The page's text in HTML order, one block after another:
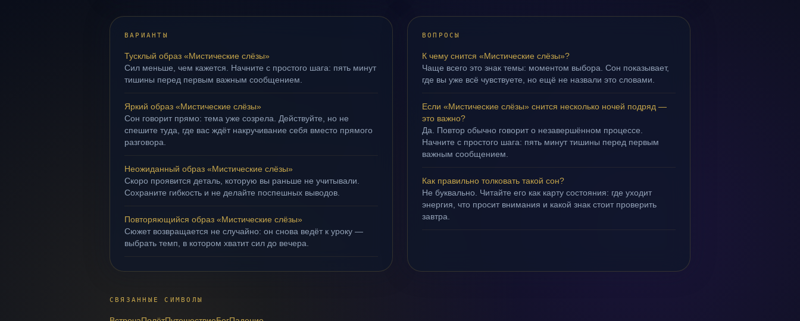
ВАРИАНТЫ
Тусклый образ «Мистические слёзы»
Сил меньше, чем кажется. Начните с простого шага: пять минут
тишины перед первым важным сообщением.
Яркий образ «Мистические слёзы»
Сон говорит прямо: тема уже созрела. Действуйте, но не
спешите туда, где вас ждёт накручивание себя вместо прямого
разговора.
Неожиданный образ «Мистические слёзы»
Скоро проявится деталь, которую вы раньше не учитывали.
Сохраните гибкость и не делайте поспешных выводов.
Повторяющийся образ «Мистические слёзы»
Сюжет возвращается не случайно: он снова ведёт к уроку —
выбрать темп, в котором хватит сил до вечера.
ВОПРОСЫ
К чему снится «Мистические слёзы»?
Чаще всего это знак темы: моментом выбора. Сон показывает,
где вы уже всё чувствуете, но ещё не назвали это словами.
Если «Мистические слёзы» снится несколько ночей подряд —
это важно?
Да. Повтор обычно говорит о незавершённом процессе.
Начните с простого шага: пять минут тишины перед первым
важным сообщением.
Как правильно толковать такой сон?
Не буквально. Читайте его как карту состояния: где уходит
энергия, что просит внимания и какой знак стоит проверить
завтра.
СВЯЗАННЫЕ СИМВОЛЫ